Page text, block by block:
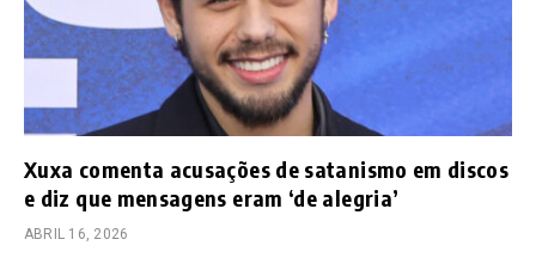
Xuxa comenta acusações de satanismo em discos
e diz que mensagens eram ‘de alegria’
ABRIL 16, 2026